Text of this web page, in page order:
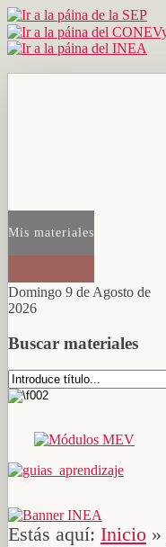
Mis materiales
Domingo 9 de Agosto de
2026
Buscar materiales
Estás aquí: Inicio »